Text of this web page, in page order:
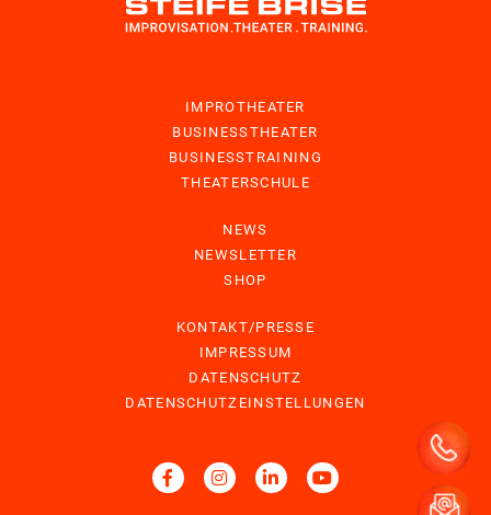
IMPROTHEATER
BUSINESSTHEATER
BUSINESSTRAINING
THEATERSCHULE
NEWS
NEWSLETTER
SHOP
KONTAKT/PRESSE
IMPRESSUM
DATENSCHUTZ
DATENSCHUTZEINSTELLUNGEN